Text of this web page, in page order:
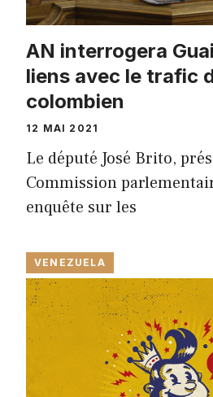
AN interrogera
liens avec le trafic
colombien
12 MAI 2021
Le député José Brito,
Commission
enquête sur les
VENEZUELA